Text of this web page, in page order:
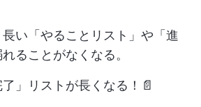
い「やることリスト」や「進
ることがなくなる。
」リストが長くなる！📄